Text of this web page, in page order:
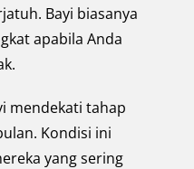
Bayi biasanya
apabila Anda
mendekati tahap
Kondisi ini
yang sering